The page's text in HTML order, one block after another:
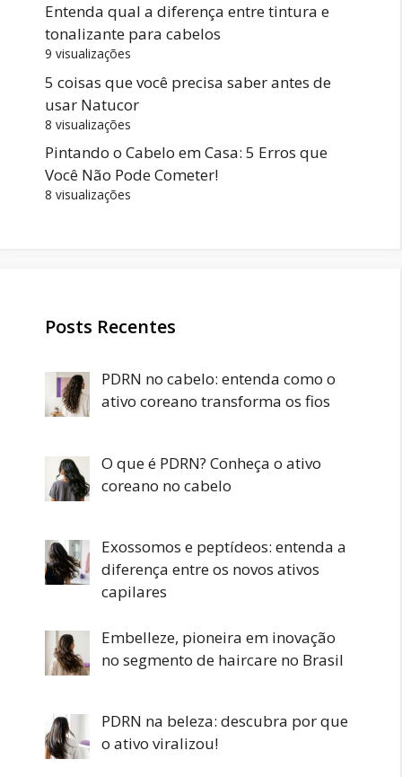
Entenda qual a diferença entre tintura e
tonalizante para cabelos
9 visualizações
5 coisas que você precisa saber antes de
usar Natucor
8 visualizações
Pintando o Cabelo em Casa: 5 Erros que
Você Não Pode Cometer!
8 visualizações
Posts Recentes
PDRN no cabelo: entenda como o
ativo coreano transforma os fios
O que é PDRN? Conheça o ativo
coreano no cabelo
Exossomos e peptídeos: entenda a
diferença entre os novos ativos
capilares
Embelleze, pioneira em inovação
no segmento de haircare no Brasil
PDRN na beleza: descubra por que
o ativo viralizou!